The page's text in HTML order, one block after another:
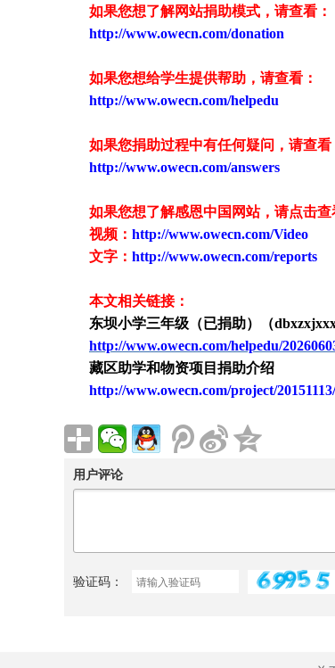
如果您想了解网站捐助模式，请查看：
http://www.owecn.com/donation
如果您想给学生提供帮助，请查看 ：
http://www.owecn.com/helpedu
如果您捐助过程中有任何疑问，请查看
http://www.owecn.com/answers
如果您想了解感恩中国网站，请点击查
视频： http://www.owecn.com/Video
文字： http://www.owecn.com/reports
本文相关链接：
东坝小学三年级（已捐助）（
http://www.owecn.com/helpedu/
藏区助学和物资项目捐助介绍
http://www.owecn.com/project/
用户评论
验证码：